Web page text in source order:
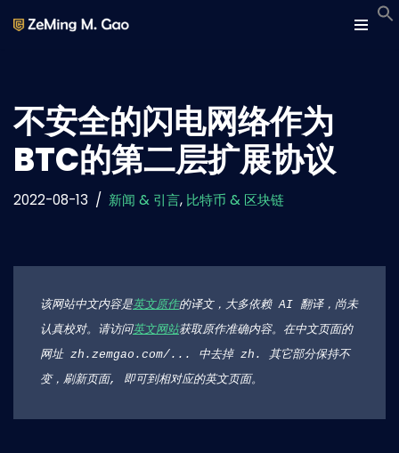
content
不安全的闪电网络作为
BTC的第二层扩展协议
2022-08-13 新闻 & 引言, 比特币 & 区块链
该网站中文内容是英文原作的译文，大多依赖 AI 翻译，尚未
认真校对。请访问英文网站获取原作准确内容。在中文页面的
网址 zh.zemgao.com/... 中去掉 zh. 其它部分保持不
变，刷新页面, 即可到相对应的英文页面。